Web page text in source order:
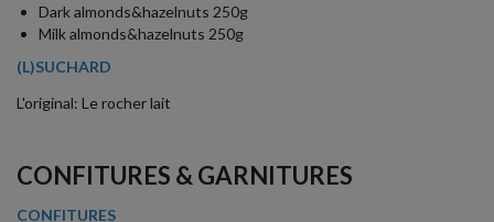
Dark almonds&hazelnuts 250g
Milk almonds&hazelnuts 250g
(L)SUCHARD
L'original: Le rocher lait
CONFITURES & GARNITURES
CONFITURES